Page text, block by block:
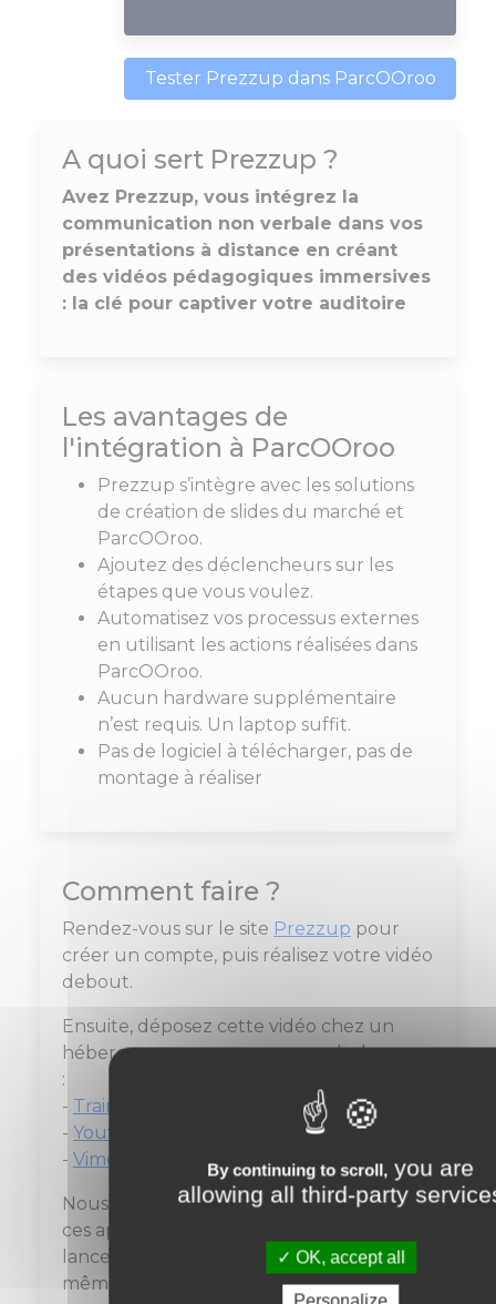
Tester Prezzup dans ParcOOroo
A quoi sert Prezzup ?
Avez Prezzup, vous intégrez la
communication non verbale dans vos
présentations à distance en créant
des vidéos pédagogiques immersives
: la clé pour captiver votre auditoire
Les avantages de
l'intégration à ParcOOroo
Prezzup s’intègre avec les solutions
de création de slides du marché et
ParcOOroo.
Ajoutez des déclencheurs sur les
étapes que vous voulez.
Automatisez vos processus externes
en utilisant les actions réalisées dans
ParcOOroo.
Aucun hardware supplémentaire
n’est requis. Un laptop suffit.
Pas de logiciel à télécharger, pas de
montage à réaliser
Comment faire ?
Rendez-vous sur le site Prezzup pour
créer un compte, puis réalisez votre vidéo
debout.
Ensuite, déposez cette vidéo chez un
hébergeur, comme par exemple, les apps
:
- Training Storage
- Youtube
- Vimeo
Nous vous conseillons d'activer l'une de
ces app dans votre ParcOOroo afin de
lancer directement la vidéo dans le
même onglet.
By continuing to scroll, you are
allowing all third-party
OK, accept all